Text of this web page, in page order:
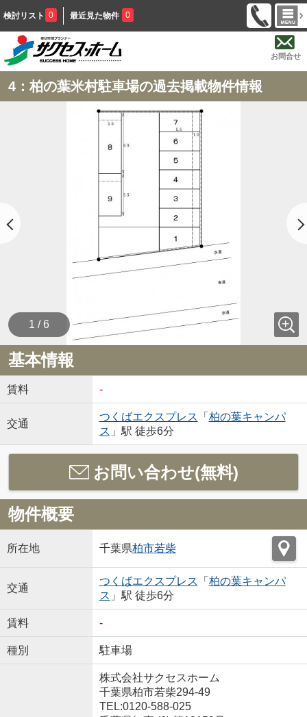
検討リスト 0 最近見た物件 0
お問合せ
4：柏の葉米村駐車場の過去掲載物件情報
1 / 6
基本情報
賃料 -
交通
つくばエクスプレス 「 柏の葉キャンパ
ス 」駅 徒歩6分
お問い合わせ(無料)
物件概要
所在地 千葉県柏市若柴
交通
つくばエクスプレス 「 柏の葉キャンパ
ス 」駅 徒歩6分
賃料 -
種別 駐車場
株式会社サクセスホーム
千葉県柏市若柴294-49
TEL:0120-588-025